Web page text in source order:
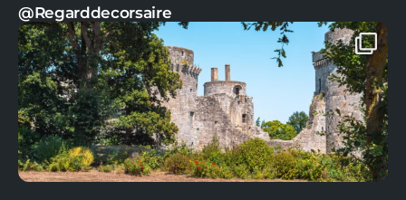
@Regarddecorsaire